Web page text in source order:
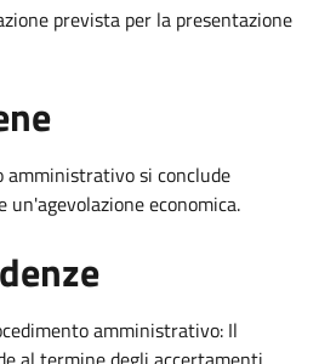
prevista per la presentazione
amministrativo si conclude
economica.
amministrativo: Il